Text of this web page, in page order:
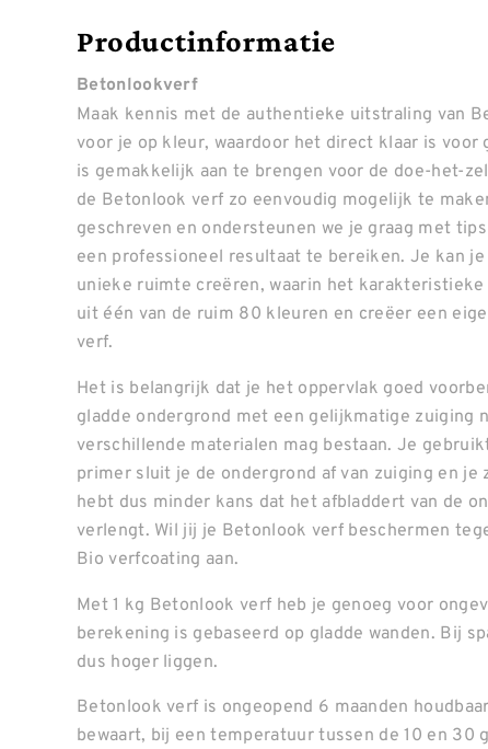
Productinformatie
Betonlookverf
Maak kennis met de authentieke uitstraling van
voor je op kleur, waardoor het direct klaar is
is gemakkelijk aan te brengen voor de doe-het-
de Betonlook verf zo eenvoudig mogelijk te
geschreven en ondersteunen we je graag met
een professioneel resultaat te bereiken. Je kan
unieke ruimte creëren, waarin het
uit één van de ruim 80 kleuren en creëer een
verf.
Het is belangrijk dat je het oppervlak goed
gladde ondergrond met een gelijkmatige
verschillende materialen mag bestaan. Je
primer sluit je de ondergrond af van zuiging en
hebt dus minder kans dat het afbladdert van de
verlengt. Wil jij je Betonlook verf beschermen
Bio verfcoating aan.
Met 1 kg Betonlook verf heb je genoeg voor
berekening is gebaseerd op gladde wanden. Bij
dus hoger liggen.
Betonlook verf is ongeopend 6 maanden
bewaart, bij een temperatuur tussen de 10 en 30